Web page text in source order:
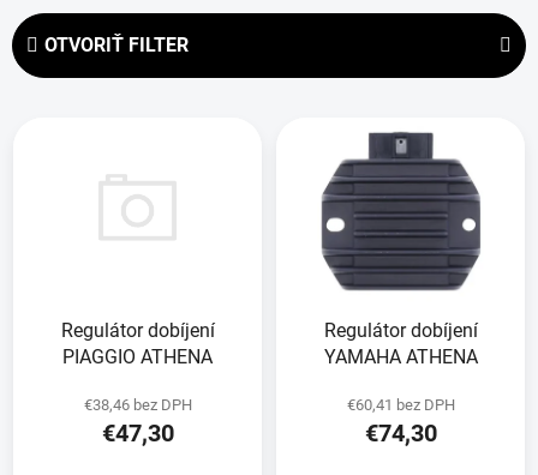
e
n
OTVORIŤ FILTER
Regulátor dobíjení
PIAGGIO ATHENA
€38,46 bez DPH
€47,30
Regulátor dobíjení
YAMAHA ATHENA
€60,41 bez DPH
€74,30